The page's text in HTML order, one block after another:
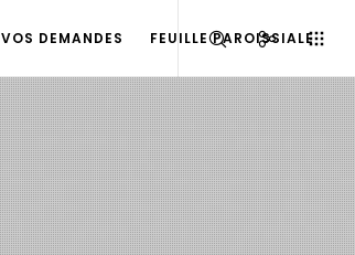
VOS DEMANDES FEUILLE PAROISSIALE